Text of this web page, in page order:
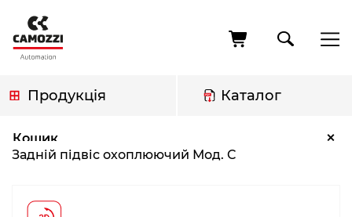
основного
вмісту
Продукція Каталог
Кошик ×
навіґації
Задній підвіс охоплюючий Мод. C